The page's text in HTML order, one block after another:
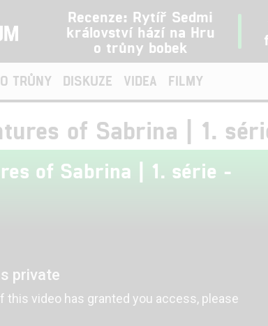
Recenze: Rytíř Sedmi
království hází na Hru
o trůny bobek
TRŮNY DISKUZE VIDEA FILMY
of Sabrina | 1.
of Sabrina | 1. série -